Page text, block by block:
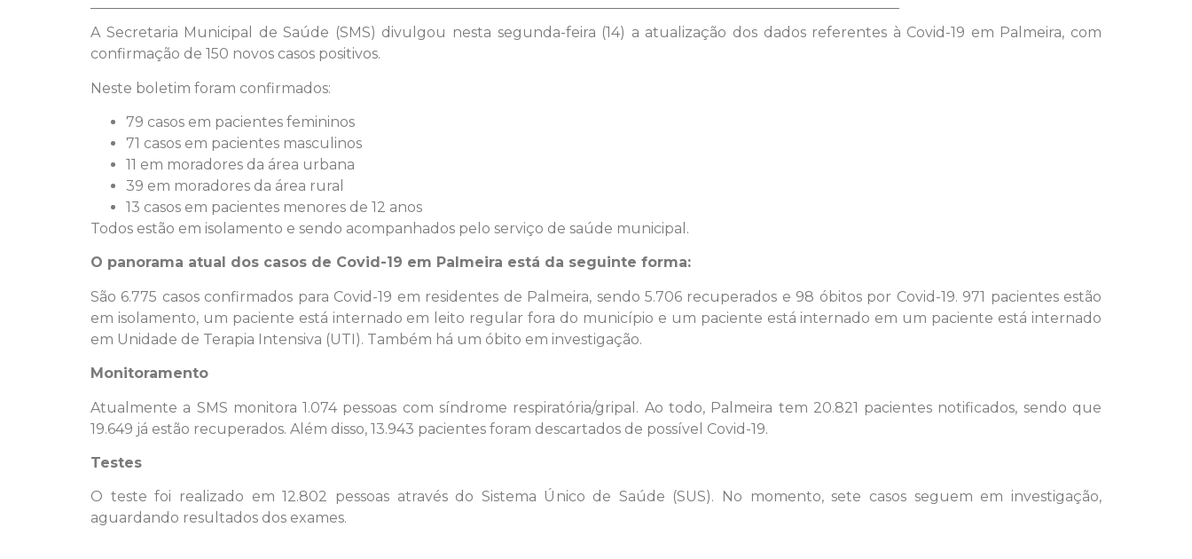
A Secretaria Municipal de Saúde (SMS) divulgou nesta segunda-feira (14) a atualização dos dados referentes à Covid-19 em Palmeira, com
confirmação de 150 novos casos positivos.
Neste boletim foram confirmados:
79 casos em pacientes femininos
71 casos em pacientes masculinos
11 em moradores da área urbana
39 em moradores da área rural
13 casos em pacientes menores de 12 anos
Todos estão em isolamento e sendo acompanhados pelo serviço de saúde municipal.
O panorama atual dos casos de Covid-19 em Palmeira está da seguinte forma:
São 6.775 casos confirmados para Covid-19 em residentes de Palmeira, sendo 5.706 recuperados e 98 óbitos por Covid-19. 971 pacientes estão
em isolamento, um paciente está internado em leito regular fora do município e um paciente está internado em um paciente está internado
em Unidade de Terapia Intensiva (UTI). Também há um óbito em investigação.
Monitoramento
Atualmente a SMS monitora 1.074 pessoas com síndrome respiratória/gripal. Ao todo, Palmeira tem 20.821 pacientes notificados, sendo que
19.649 já estão recuperados. Além disso, 13.943 pacientes foram descartados de possível Covid-19.
Testes
O teste foi realizado em 12.802 pessoas através do Sistema Único de Saúde (SUS). No momento, sete casos seguem em investigação,
aguardando resultados dos exames.